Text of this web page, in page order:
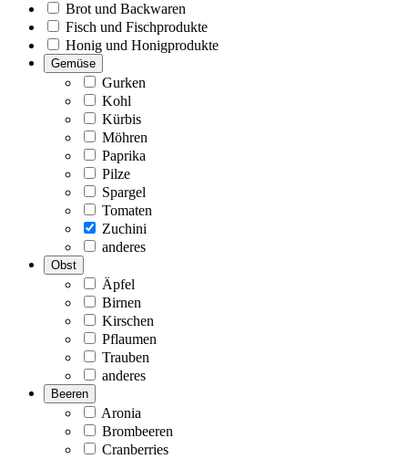
Brot und Backwaren
Fisch und Fischprodukte
Honig und Honigprodukte
Gemüse
Gurken
Kohl
Kürbis
Möhren
Paprika
Pilze
Spargel
Tomaten
Zuchini
anderes
Obst
Äpfel
Birnen
Kirschen
Pflaumen
Trauben
anderes
Beeren
Aronia
Brombeeren
Cranberries